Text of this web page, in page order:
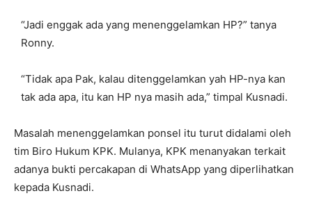
“Jadi enggak ada yang menenggelamkan HP?” tanya
Ronny.
“Tidak apa Pak, kalau ditenggelamkan yah HP-nya kan
tak ada apa, itu kan HP nya masih ada,” timpal Kusnadi.
Masalah menenggelamkan ponsel itu turut didalami oleh
tim Biro Hukum KPK. Mulanya, KPK menanyakan terkait
adanya bukti percakapan di WhatsApp yang diperlihatkan
kepada Kusnadi.